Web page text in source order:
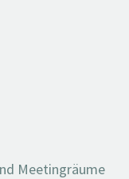
Meetingräume